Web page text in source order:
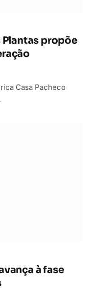
Plantas propõe
Casa Pacheco
à fase